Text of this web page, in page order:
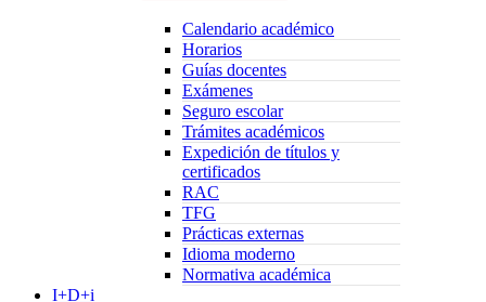
Calendario académico
Horarios
Guías docentes
Exámenes
Seguro escolar
Trámites académicos
Expedición de títulos y
certificados
RAC
TFG
Prácticas externas
Idioma moderno
Normativa académica
I+D+i